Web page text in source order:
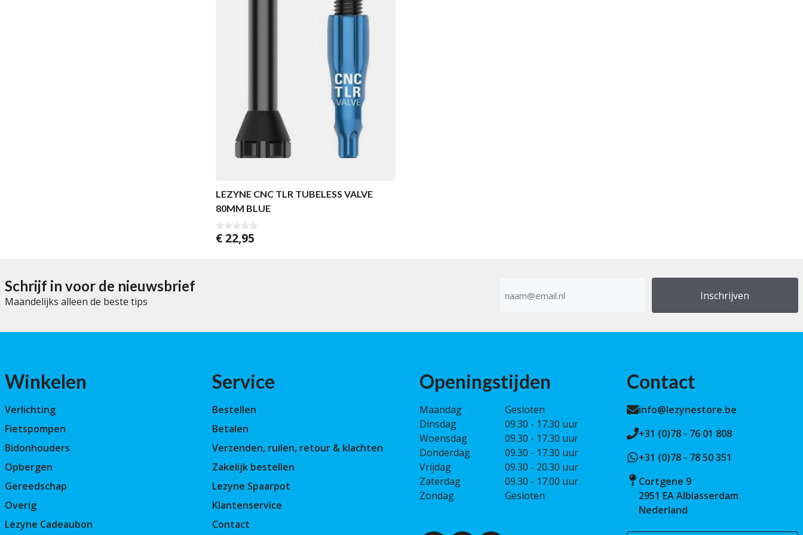
LEZYNE CNC TLR TUBELESS VALVE
80MM BLUE
0
v
€ 22,95
Schrijf in voor de nieuwsbrief
Maandelijks alleen de beste tips
mailadres
Winkelen
Verlichting
Fietspompen
Bidonhouders
Opbergen
Gereedschap
Overig
Lezyne Cadeaubon
Service
Bestellen
Betalen
Verzenden, ruilen, retour & klachten
Zakelijk bestellen
Lezyne Spaarpot
Klantenservice
Contact
Openingstijden
Maandag
Gesloten
Dinsdag
09.30 - 17.30 uur
Woensdag
09.30 - 17.30 uur
Donderdag
09.30 - 17.30 uur
Vrijdag
09.30 - 20.30 uur
Zaterdag
09.30 - 17.00 uur
Zondag
Gesloten
Contact
info@lezynestore.be
+31 (0)78 - 76 01 808
+31 (0)78 - 78 50 351
Cortgene 9
2951 EA Alblasserdam
Nederland